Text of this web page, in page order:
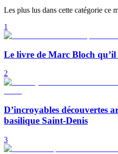
Les plus lus dans cette catégorie ce
1
Le livre de Marc Bloch
2
D’incroyables découvertes
basilique Saint-Denis
3